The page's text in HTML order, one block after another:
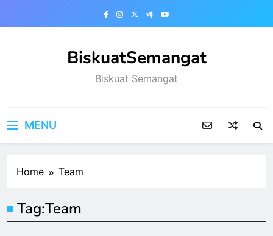
BiskuatSemangat
Biskuat Semangat
MENU
Home Team
Tag:Team